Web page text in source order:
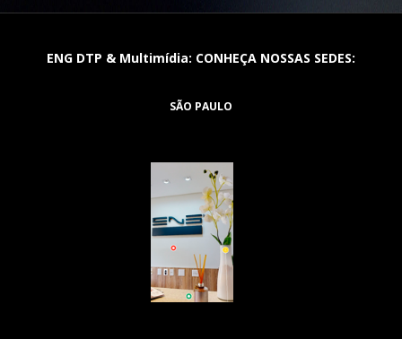
ENG DTP & Multimídia: CONHEÇA NOSSAS SEDES:
SÃO PAULO